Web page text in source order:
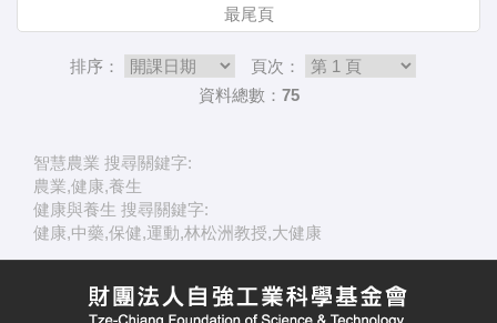
最尾頁
排序：
頁次：
資料總數：75
智慧農業 搜尋關鍵字:
農業,健康,養生
健康與養生 搜尋關鍵字:
健康,中藥,保健,運動,林松洲教授,大健康